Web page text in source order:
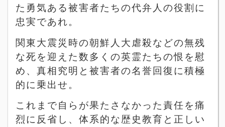
た勇気ある被害者たちの代弁人の役割に
忠実であれ。
関東大震災時の朝鮮人大虐殺などの無残
な死を迎えた数多くの英霊たちの恨を慰
め、真相究明と被害者の名誉回復に積極
的に乗出せ。
これまで自らが果たさなかった責任を痛
烈に反省し、体系的な歴史教育と正しい